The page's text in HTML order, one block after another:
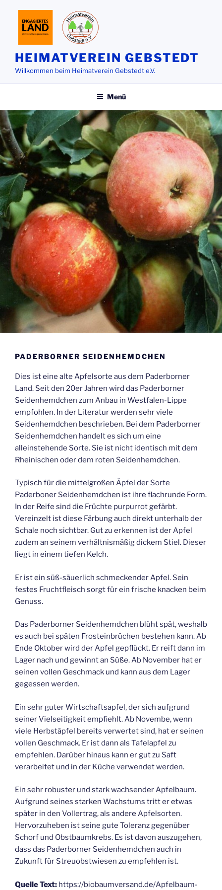
springen
HEIMATVEREIN GEBSTEDT
Willkommen beim Heimatverein Gebstedt e.V.
Menü
PADERBORNER SEIDENHEMDCHEN
Dies ist eine alte Apfelsorte aus dem Paderborner
Land. Seit den 20er Jahren wird das Paderborner
Seidenhemdchen zum Anbau in Westfalen-Lippe
empfohlen. In der Literatur werden sehr viele
Seidenhemdchen beschrieben. Bei dem Paderborner
Seidenhemdchen handelt es sich um eine
alleinstehende Sorte. Sie ist nicht identisch mit dem
Rheinischen oder dem roten Seidenhemdchen.
Typisch für die mittelgroßen Äpfel der Sorte
Paderboner Seidenhemdchen ist ihre flachrunde Form.
In der Reife sind die Früchte purpurrot gefärbt.
Vereinzelt ist diese Färbung auch direkt unterhalb der
Schale noch sichtbar. Gut zu erkennen ist der Apfel
zudem an seinem verhältnismäßig dickem Stiel. Dieser
liegt in einem tiefen Kelch.
Er ist ein süß-säuerlich schmeckender Apfel. Sein
festes Fruchtfleisch sorgt für ein frische knacken beim
Genuss.
Das Paderborner Seidenhemdchen blüht spät, weshalb
es auch bei späten Frosteinbrüchen bestehen kann. Ab
Ende Oktober wird der Apfel gepflückt. Er reift dann im
Lager nach und gewinnt an Süße. Ab November hat er
seinen vollen Geschmack und kann aus dem Lager
gegessen werden.
Ein sehr guter Wirtschaftsapfel, der sich aufgrund
seiner Vielseitigkeit empfiehlt. Ab Novembe, wenn
viele Herbstäpfel bereits verwertet sind, hat er seinen
vollen Geschmack. Er ist dann als Tafelapfel zu
empfehlen. Darüber hinaus kann er gut zu Saft
verarbeitet und in der Küche verwendet werden.
Ein sehr robuster und stark wachsender Apfelbaum.
Aufgrund seines starken Wachstums tritt er etwas
später in den Vollertrag, als andere Apfelsorten.
Hervorzuheben ist seine gute Toleranz gegenüber
Schorf und Obstbaumkrebs. Es ist davon auszugehen,
dass das Paderborner Seidenhemdchen auch in
Zukunft für Streuobstwiesen zu empfehlen ist.
Quelle Text: https://biobaumversand.de/Apfelbaum-